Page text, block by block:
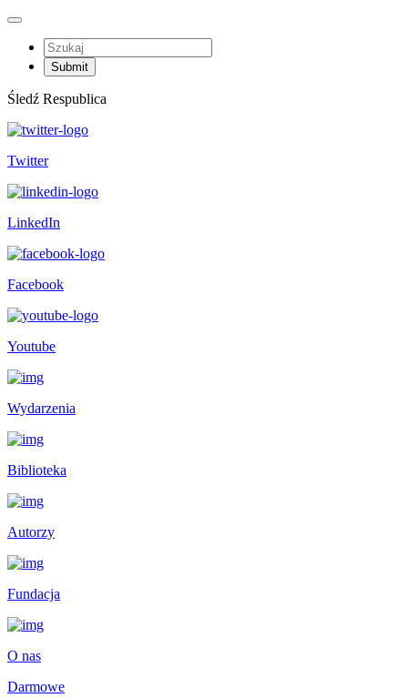
Śledź Respublica
Twitter
LinkedIn
Facebook
Youtube
Wydarzenia
Biblioteka
Autorzy
Fundacja
O nas
Darmowe